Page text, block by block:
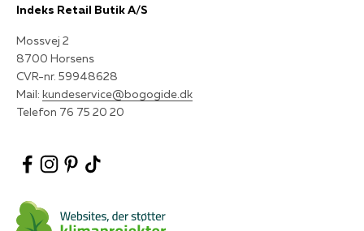
Indeks Retail Butik A/S
Mossvej 2
8700 Horsens
CVR-nr. 59948628
Mail: kundeservice@bogogide.dk
Telefon 76 75 20 20